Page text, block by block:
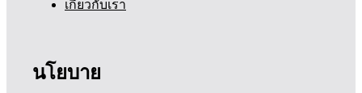
เกี่ยวกับเรา
นโยบาย